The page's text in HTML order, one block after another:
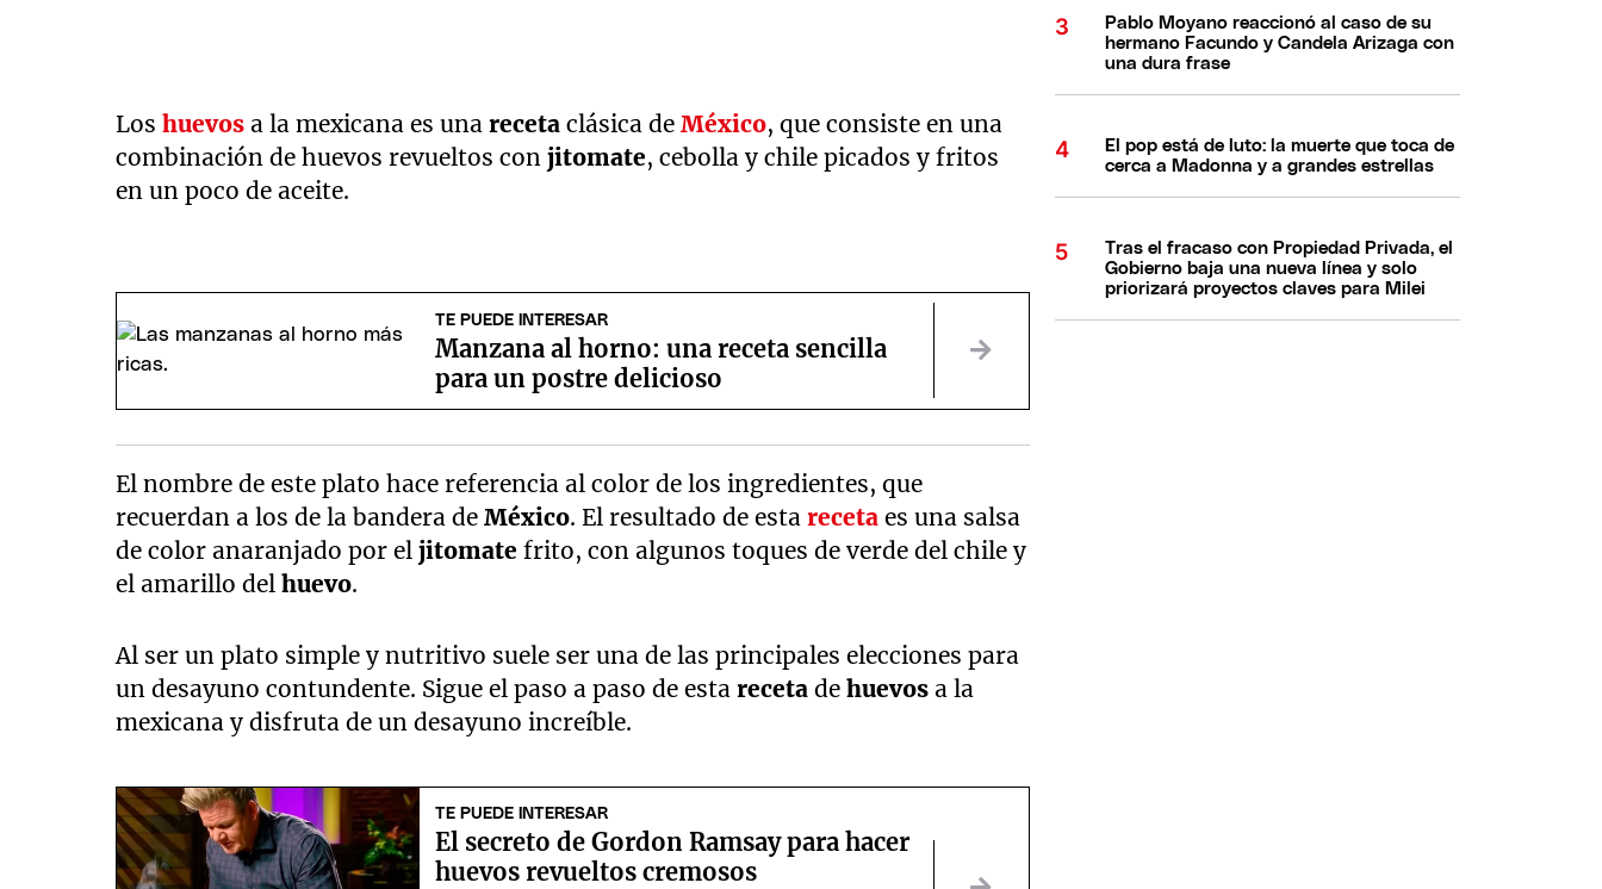
Loshuevos a la mexicana es unareceta clásica deMéxico, que consiste en una
combinación de huevos revueltos conjitomate, cebolla y chile picados y fritos
en un poco de aceite.
TE PUEDE INTERESAR
Manzana al horno: una receta sencilla
para un postre delicioso
El nombre de este plato hace referencia al color de los ingredientes, que
recuerdan a los de la bandera deMéxico. El resultado de estareceta es una salsa
de color anaranjado por eljitomate frito, con algunos toques de verde del chile y
el amarillo delhuevo.
Al ser un plato simple y nutritivo suele ser una de las principales elecciones para
un desayuno contundente. Sigue el paso a paso de estareceta dehuevos a la
mexicana y disfruta de un desayuno increíble.
TE PUEDE INTERESAR
El secreto de Gordon Ramsay para hacer
huevos revueltos cremosos
Pablo Moyano reaccionó al caso de su
hermano Facundo y Candela Arizaga con
una dura frase
El pop está de luto: la muerte que toca de
cerca a Madonna y a grandes estrellas
Tras el fracaso con Propiedad Privada, el
Gobierno baja una nueva línea y solo
priorizará proyectos claves para Milei